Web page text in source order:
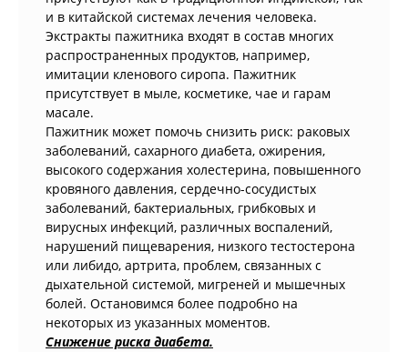
и в китайской системах лечения человека.
Экстракты пажитника входят в состав многих
распространенных продуктов, например,
имитации кленового сиропа. Пажитник
присутствует в мыле, косметике, чае и гарам
масале.
Пажитник может помочь снизить риск: раковых
заболеваний, сахарного диабета, ожирения,
высокого содержания холестерина, повышенного
кровяного давления, сердечно-сосудистых
заболеваний, бактериальных, грибковых и
вирусных инфекций, различных воспалений,
нарушений пищеварения, низкого тестостерона
или либидо, артрита, проблем, связанных с
дыхательной системой, мигреней и мышечных
болей. Остановимся более подробно на
некоторых из указанных моментов.
Снижение риска диабета.